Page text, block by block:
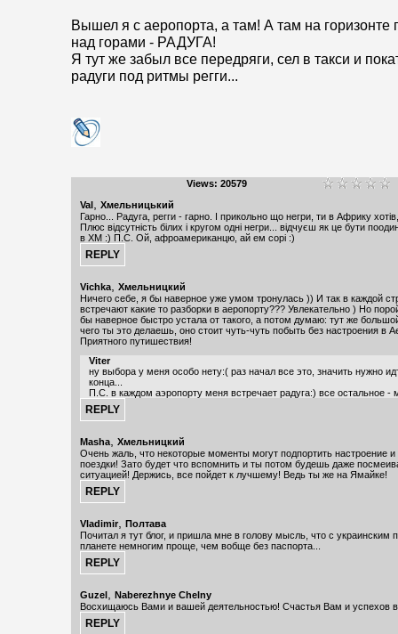
Вышел я с аеропорта, а там! А там на горизонте
над горами - РАДУГА!
Я тут же забыл все передряги, сел в такси и
радуги под ритмы регги...
Views: 20579
Val, Хмельницький
Гарно... Радуга, регги - гарно. І прикольно що негри, ти в Африку хотів,
Плюс відсутність білих і кругом одні негри... відчуєш як це бути
в ХМ :) П.С. Ой, афроамериканцю, ай ем сорі :)
Vichka, Хмельницкий
Ничего себе, я бы наверное уже умом тронулась )) И так в каждой
встречают какие то разборки в аеропорту??? Увлекательно ) Но
бы наверное быстро устала от такого, а потом думаю: тут же
чего ты это делаешь, оно стоит чуть-чуть побыть без настроения в
Приятного путишествия!
Viter
ну выбора у меня особо нету:( раз начал все это, значить нужно
конца...
П.С. в каждом аэропорту меня встречает радуга:) все остальное -
Masha, Хмельницкий
Очень жаль, что некоторые моменты могут подпортить настроение и
поездки! Зато будет что вспомнить и ты потом будешь даже
ситуацией! Держись, все пойдет к лучшему! Ведь ты же на Ямайке!
Vladimir, Полтава
Почитал я тут блог, и пришла мне в голову мысль, что с украинским
планете немногим проще, чем вобще без паспорта...
Guzel, Naberezhnye Chelny
Восхищаюсь Вами и вашей деятельностью! Счастья Вам и успехов